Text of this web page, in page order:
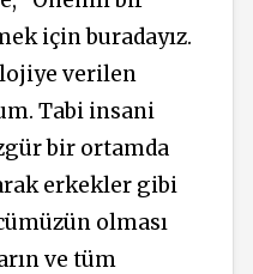
için buradayız.
verilen
Tabi insani
bir ortamda
erkekler gibi
olması
ve tüm